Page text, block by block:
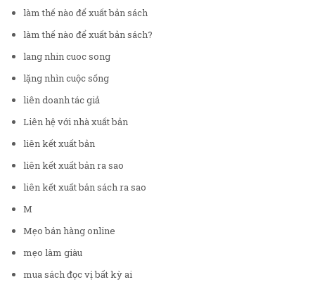
làm thế nào để xuất bản sách
làm thế nào để xuất bản sách?
lang nhin cuoc song
lặng nhìn cuộc sống
liên doanh tác giả
Liên hệ với nhà xuất bản
liên kết xuất bản
liên kết xuất bản ra sao
liên kết xuất bản sách ra sao
M
Mẹo bán hàng online
mẹo làm giàu
mua sách đọc vị bất kỳ ai